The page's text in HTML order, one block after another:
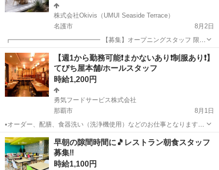
株式会社Okivis（UMUI Seaside Terrace）
名護市
8月2日
┏━━━━━━━━━━━━━━ 【募集】オープニングスタッフ 限定
7名（ホール・キッチン） 【時給】1,100円〜（昇給あり）／まかない
付き 【勤務】週2日〜OK・1日5〜6h・日中のみ（夜なし） 【勤務
地】名護市稲...
沖縄 名護市 カフェ
【週1から勤務可能❗️まかないあり❗️制服あり❗️】
てびち屋本舗/ホールスタッフ
時給1,200円
勇気フードサービス株式会社
那覇市
8月1日
•オーダー、配膳、食器洗い（洗浄機使用）などのお仕事となります。
•制服支給あり •まかないあり ◦大入手当あり
沖縄 那覇市 飲食 スタッフ
早朝の隙間時間に🎵レストラン朝食スタッフ
募集‼️
時給1,100円